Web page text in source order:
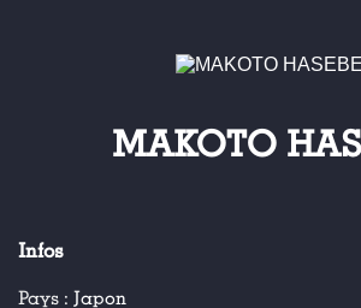
MAKOTO
Infos
Pays : Japon